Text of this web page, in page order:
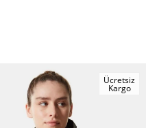
Ücretsiz
Kargo